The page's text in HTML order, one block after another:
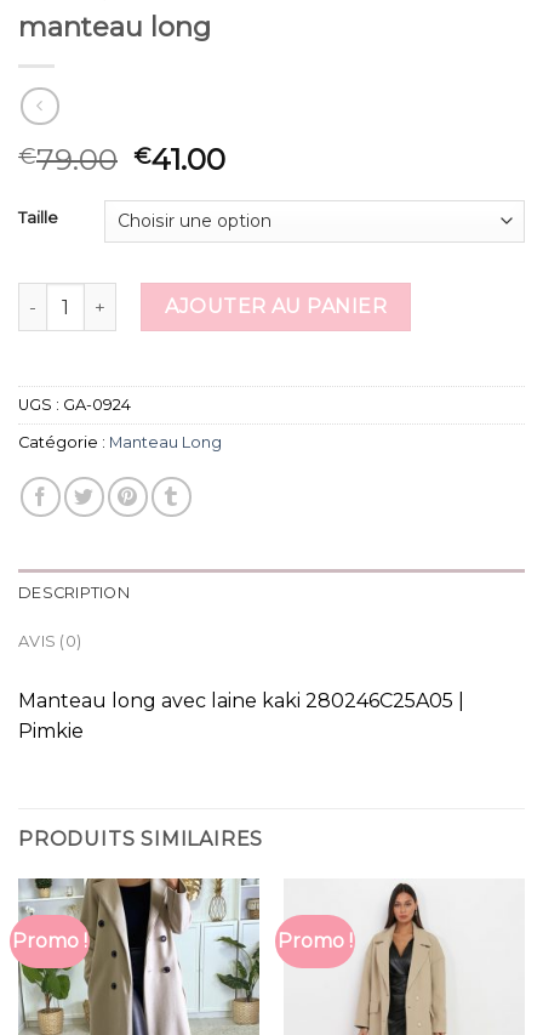
manteau long
€79.00 €41.00
Taille
quantité de manteau longAJOUTER AU PANIER
UGS : GA-0924
Catégorie : Manteau Long
DESCRIPTION
AVIS (0)
Manteau long avec laine kaki 280246C25A05 |
Pimkie
PRODUITS SIMILAIRES
Promo ! Promo !